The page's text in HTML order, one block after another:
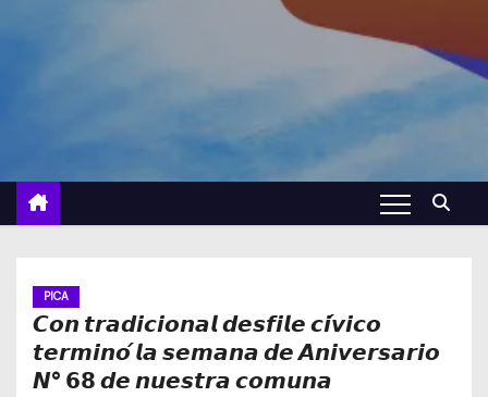
PICA
𝘾𝙤𝙣 𝙩𝙧𝙖𝙙𝙞𝙘𝙞𝙤𝙣𝙖𝙡 𝙙𝙚𝙨𝙛𝙞𝙡𝙚 𝙘𝙞́𝙫𝙞𝙘𝙤
𝙩𝙚𝙧𝙢𝙞𝙣𝙤́ 𝙡𝙖 𝙨𝙚𝙢𝙖𝙣𝙖 𝙙𝙚 𝘼𝙣𝙞𝙫𝙚𝙧𝙨𝙖𝙧𝙞𝙤
𝙉° 𝟲𝟴 𝙙𝙚 𝙣𝙪𝙚𝙨𝙩𝙧𝙖 𝙘𝙤𝙢𝙪𝙣𝙖